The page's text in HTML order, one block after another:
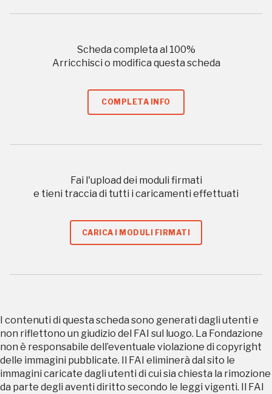
Scheda completa al 100%
Arricchisci o modifica questa scheda
COMPLETA INFO
Fai l'upload dei moduli firmati
e tieni traccia di tutti i caricamenti effettuati
CARICA I MODULI FIRMATI
I contenuti di questa scheda sono generati dagli utenti e
non riflettono un giudizio del FAI sul luogo. La Fondazione
non è responsabile dell’eventuale violazione di copyright
delle immagini pubblicate. Il FAI eliminerà dal sito le
immagini caricate dagli utenti di cui sia chiesta la rimozione
da parte degli aventi diritto secondo le leggi vigenti. Il FAI
a quelle inerenti i luoghi più vicini e gli eventi
organizzati
Regalati 365 giorni di arte e cultura nell'Italia
più bella, risparmiando.